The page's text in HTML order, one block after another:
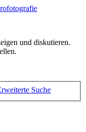
und diskutieren.
Suche